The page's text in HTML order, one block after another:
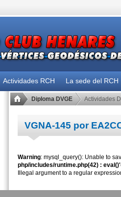
Actividades RCH La sede del RCH
Diploma DVGE Actividades
VGNA-145 por
Warning: mysql_query(): Unable to
php/includes/runtime.php(42) :
Illegal argument to a regular